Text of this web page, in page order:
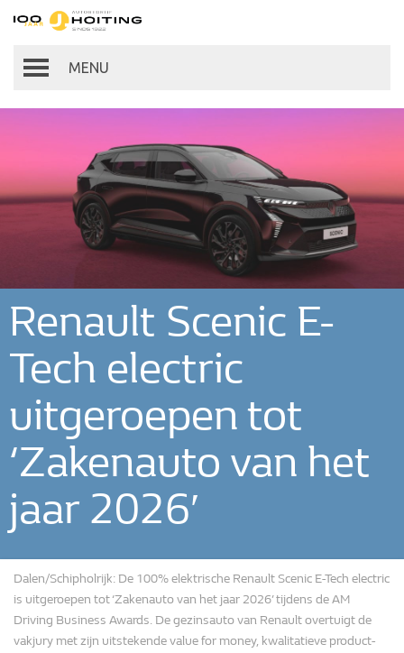
Autobedrijf Hoiting
Toggle
Renault Scenic E-
Tech electric
uitgeroepen tot
‘Zakenauto van het
jaar 2026′
Dalen/Schipholrijk: De 100% elektrische Renault Scenic E-Tech electric
is uitgeroepen tot ‘Zakenauto van het jaar 2026’ tijdens de AM
Driving Business Awards. De gezinsauto van Renault overtuigt de
vakjury met zijn uitstekende value for money, kwalitatieve product-